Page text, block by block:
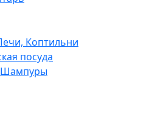
Коптильни
посуда
Шампуры